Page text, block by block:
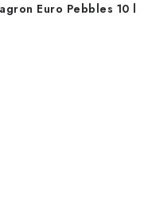
Euro Pebbles 10 l